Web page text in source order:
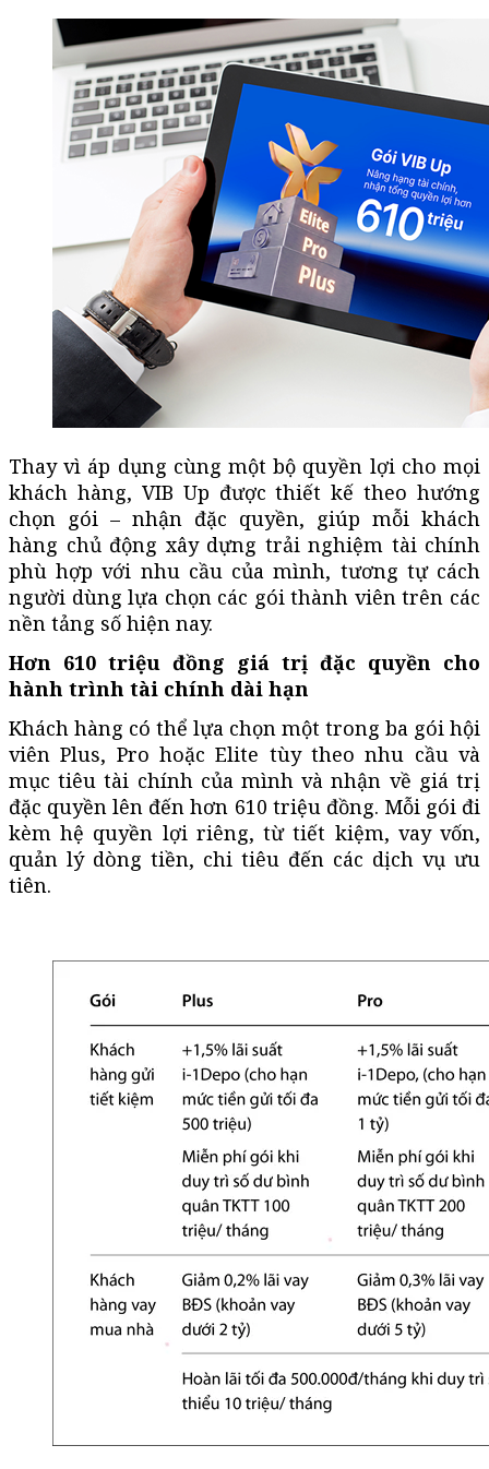
Thay vì áp dụng cùng một bộ quyền lợi cho mọi
khách hàng, VIB Up được thiết kế theo hướng
chọn gói – nhận đặc quyền, giúp mỗi khách
hàng chủ động xây dựng trải nghiệm tài chính
phù hợp với nhu cầu của mình, tương tự cách
người dùng lựa chọn các gói thành viên trên các
nền tảng số hiện nay.
Hơn 610 triệu đồng giá trị đặc quyền cho
hành trình tài chính dài hạn
Khách hàng có thể lựa chọn một trong ba gói hội
viên Plus, Pro hoặc Elite tùy theo nhu cầu và
mục tiêu tài chính của mình và nhận về giá trị
đặc quyền lên đến hơn 610 triệu đồng. Mỗi gói đi
kèm hệ quyền lợi riêng, từ tiết kiệm, vay vốn,
quản lý dòng tiền, chi tiêu đến các dịch vụ ưu
tiên.